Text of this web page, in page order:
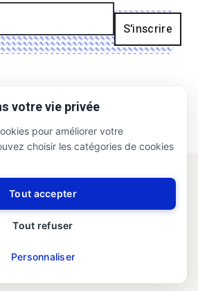
Nous recrutons
votre vie privée
pour améliorer votre
choisir les catégories de cookies
Tout accepter
Tout refuser
Personnaliser